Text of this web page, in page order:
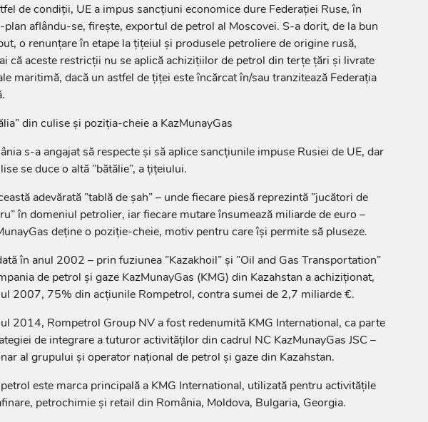
de condiții, UE a impus sancțiuni economice dure Federației Ruse, în
aflându-se, firește, exportul de petrol al Moscovei. S-a dorit, de la bun
o renunţare în etape la ţiţeiul şi produsele petroliere de origine rusă,
că aceste restricţii nu se aplică achiziţiilor de petrol din terţe ţări şi livrate
maritimă, dacă un astfel de ţiţei este încărcat în/sau tranzitează Federaţia
din culise și poziția-cheie a KazMunayGas
s-a angajat să respecte și să aplice sancțiunile impuse Rusiei de UE, dar
se duce o altă ”bătălie”, a țițeiului.
adevărată ”tablă de șah” – unde fiecare piesă reprezintă ”jucători de
în domeniul petrolier, iar fiecare mutare însumează miliarde de euro –
deține o poziție-cheie, motiv pentru care își permite să pluseze.
în anul 2002 – prin fuziunea ”Kazakhoil” și ”Oil and Gas Transportation”
de petrol și gaze KazMunayGas (KMG) din Kazahstan a achiziționat,
2007, 75% din acțiunile Rompetrol, contra sumei de 2,7 miliarde €.
2014, Rompetrol Group NV a fost redenumită KMG International, ca parte
de integrare a tuturor activităților din cadrul NC KazMunayGas JSC –
al grupului și operator național de petrol și gaze din Kazahstan.
este marca principală a KMG International, utilizată pentru activitățile
petrochimie și retail din România, Moldova, Bulgaria, Georgia.